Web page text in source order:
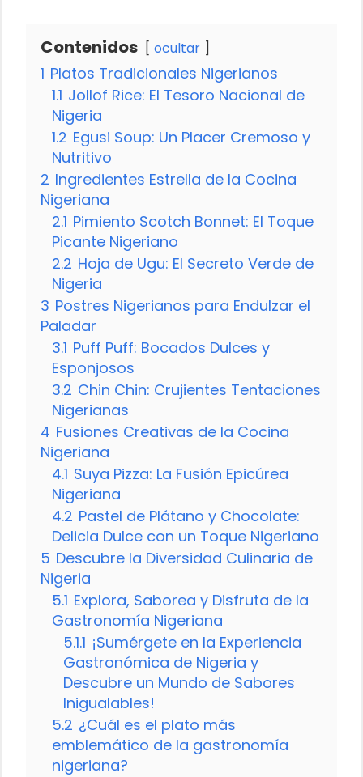
Contenidos ocultar
1 Platos Tradicionales Nigerianos
1.1 Jollof Rice: El Tesoro Nacional de
Nigeria
1.2 Egusi Soup: Un Placer Cremoso y
Nutritivo
2 Ingredientes Estrella de la Cocina
Nigeriana
2.1 Pimiento Scotch Bonnet: El Toque
Picante Nigeriano
2.2 Hoja de Ugu: El Secreto Verde de
Nigeria
3 Postres Nigerianos para Endulzar el
Paladar
3.1 Puff Puff: Bocados Dulces y
Esponjosos
3.2 Chin Chin: Crujientes Tentaciones
Nigerianas
4 Fusiones Creativas de la Cocina
Nigeriana
4.1 Suya Pizza: La Fusión Epicúrea
Nigeriana
4.2 Pastel de Plátano y Chocolate:
Delicia Dulce con un Toque Nigeriano
5 Descubre la Diversidad Culinaria de
Nigeria
5.1 Explora, Saborea y Disfruta de la
Gastronomía Nigeriana
5.1.1 ¡Sumérgete en la Experiencia
Gastronómica de Nigeria y
Descubre un Mundo de Sabores
Inigualables!
5.2 ¿Cuál es el plato más
emblemático de la gastronomía
nigeriana?